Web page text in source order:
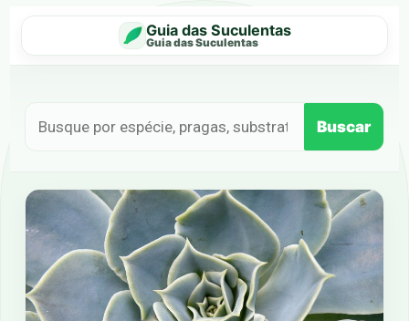
Guia das Suculentas
Guia das Suculentas
Buscar